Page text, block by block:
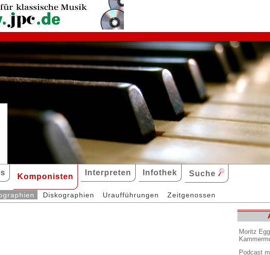
Komponisten Interpreten Infothek Suche
Diskographien Uraufführungen Zeitgenossen
Moritz
Podcast